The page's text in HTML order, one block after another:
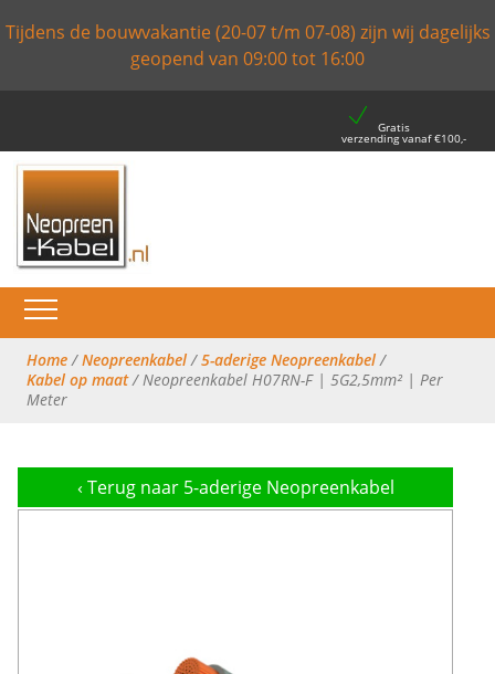
Tijdens de bouwvakantie (20-07 t/m 07-08) zijn wij dagelijks
geopend van 09:00 tot 16:00
Gratis
verzending vanaf €100,-
Home/Neopreenkabel/5-aderige Neopreenkabel/
Kabel op maat/ Neopreenkabel H07RN-F | 5G2,5mm² | Per
Meter
‹ Terug naar 5-aderige Neopreenkabel